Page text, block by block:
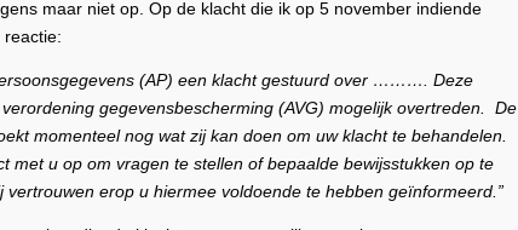
maar niet op. Op de klacht die ik op 5 november indiende
(AP) een klacht gestuurd over ………. Deze
gegevensbescherming (AVG) mogelijk overtreden. De
momenteel nog wat zij kan doen om uw klacht te behandelen.
met u op om vragen te stellen of bepaalde bewijsstukken op te
erop u hiermee voldoende te hebben geïnformeerd.”